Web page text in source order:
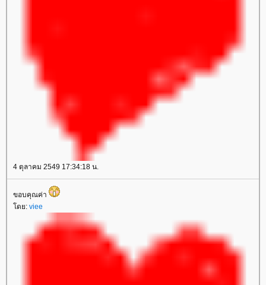
4 ตุลาคม 2549 17:34:18 น.
ขอบคุณค่า
ดย: viee